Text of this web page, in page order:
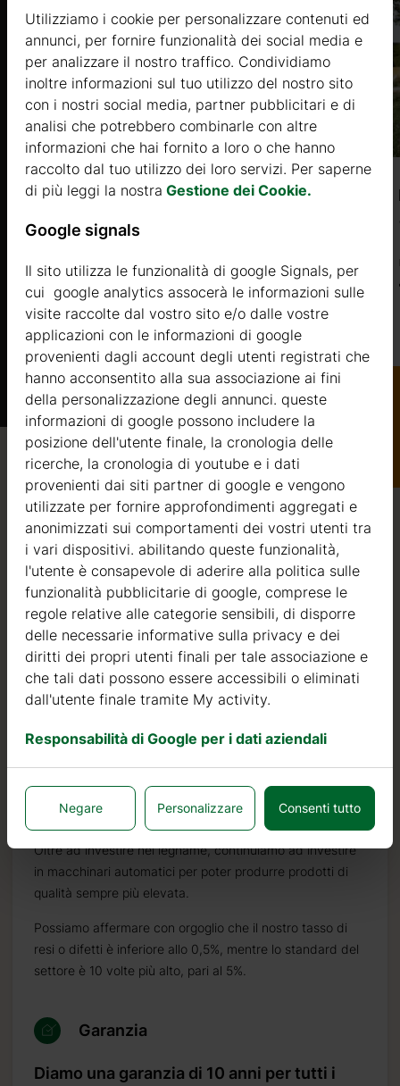
NARKETIS (44mm) 8,9x6m, 53㎡
Prezzo da
15500 €
Qualità / garanzia / consulenza
Qualità
Siamo attivi nel settore della produzione di strutture in
legno dal 2004. Nel corso di questi anni, abbiamo
selezionato i migliori fornitori di legname. Utilizziamo
esclusivamente abete nordico a crescita lenta
proveniente da foreste certificate FSC nell’Europa del
Il legno di abete nordico si distingue per le sue
caratteristiche ideali per la costruzione di case in legno. È
di colore molto chiaro, con pochi nodi ed è noto per la
sua resistenza al marciume, alla muffa ed agli insetti.
Oltre ad investire nel legname, continuiamo ad investire
in macchinari automatici per poter produrre prodotti di
qualità sempre più elevata.
Possiamo affermare con orgoglio che il nostro tasso di
resi o difetti è inferiore allo 0,5%, mentre lo standard del
settore è 10 volte più alto, pari al 5%.
Garanzia
Diamo una garanzia di 10 anni per tutti i
Utilizziamo i cookie per personalizzare contenuti ed
annunci, per fornire funzionalità dei social media e
per analizzare il nostro traffico. Condividiamo
inoltre informazioni sul tuo utilizzo del nostro sito
con i nostri social media, partner pubblicitari e di
analisi che potrebbero combinarle con altre
informazioni che hai fornito a loro o che hanno
raccolto dal tuo utilizzo dei loro servizi. Per saperne
di più leggi la nostra Gestione dei Cookie.
Google signals
Il sito utilizza le funzionalità di google Signals, per
cui google analytics assocerà le informazioni sulle
visite raccolte dal vostro sito e/o dalle vostre
applicazioni con le informazioni di google
provenienti dagli account degli utenti registrati che
hanno acconsentito alla sua associazione ai fini
della personalizzazione degli annunci. queste
informazioni di google possono includere la
posizione dell'utente finale, la cronologia delle
ricerche, la cronologia di youtube e i dati
provenienti dai siti partner di google e vengono
utilizzate per fornire approfondimenti aggregati e
anonimizzati sui comportamenti dei vostri utenti tra
i vari dispositivi. abilitando queste funzionalità,
l'utente è consapevole di aderire alla politica sulle
funzionalità pubblicitarie di google, comprese le
regole relative alle categorie sensibili, di disporre
delle necessarie informative sulla privacy e dei
diritti dei propri utenti finali per tale associazione e
che tali dati possono essere accessibili o eliminati
dall'utente finale tramite My activity.
Responsabilità di Google per i dati aziendali
Negare Personalizzare Consenti tutto